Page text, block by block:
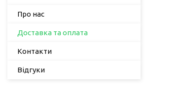
Про нас
Доставка та оплата
Контакти
Відгуки